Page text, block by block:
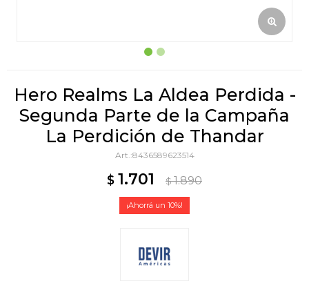
Hero Realms La Aldea Perdida -
Segunda Parte de la Campaña
La Perdición de Thandar
8436589623514
$ 1.701 $ 1.890
10